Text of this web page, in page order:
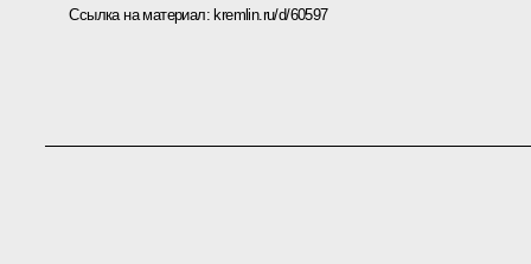
Ссылка на материал:kremlin.ru/d/60597